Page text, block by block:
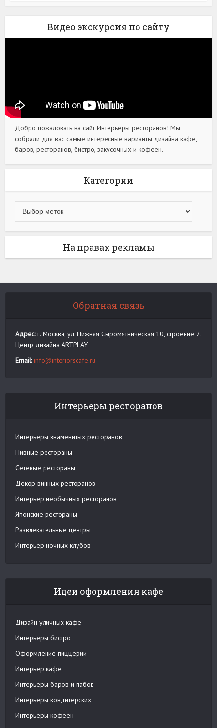
Видео экскурсия по сайту
Добро пожаловать на сайт Интерьеры ресторанов! Мы
собрали для вас самые интересные варианты дизайна кафе,
баров, ресторанов, бистро, закусочных и кофеен.
Категории
На правах рекламы
Обратная связь
Адрес:г. Москва, ул. Нижняя Сыромятническая 10, строение 2.
Центр дизайна ARTPLAY
Email: info@interiorscafe.ru
Интерьеры ресторанов
Интерьеры знаменитых ресторанов
Пивные рестораны
Сетевые рестораны
Декор винных ресторанов
Интерьер необычных ресторанов
Японские рестораны
Развлекательные центры
Интерьер ночных клубов
Идеи оформления кафе
Дизайн уличных кафе
Интерьеры бистро
Оформление пиццерии
Интерьер кафе
Интерьеры баров и пабов
Интерьеры кондитерских
Интерьеры кофеен